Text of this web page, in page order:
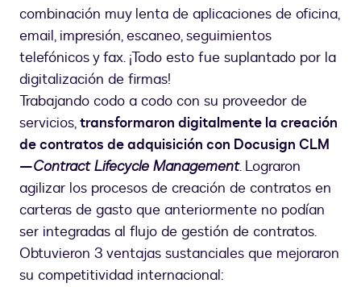
combinación muy lenta de aplicaciones de oficina,
email, impresión, escaneo, seguimientos
telefónicos y fax. ¡Todo esto fue suplantado por la
digitalización de firmas!
Trabajando codo a codo con su proveedor de
servicios,transformaron digitalmente la creación
de contratos de adquisición con Docusign CLM
—Contract Lifecycle Management. Lograron
agilizar los procesos de creación de contratos en
carteras de gasto que anteriormente no podían
ser integradas al flujo de gestión de contratos.
Obtuvieron 3 ventajas sustanciales que mejoraron
su competitividad internacional: